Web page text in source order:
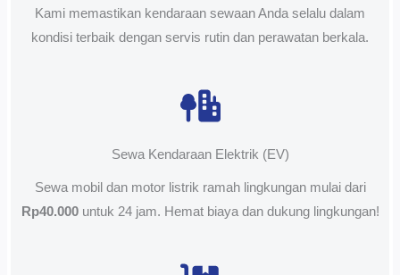
Kami memastikan kendaraan sewaan Anda selalu dalam
kondisi terbaik dengan servis rutin dan perawatan berkala.
Sewa Kendaraan Elektrik (EV)
Sewa mobil dan motor listrik ramah lingkungan mulai dari
Rp40.000untuk 24 jam. Hemat biaya dan dukung lingkungan!